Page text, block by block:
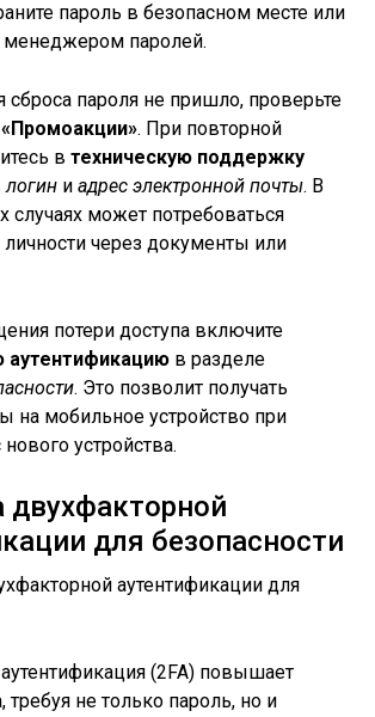
пароль в безопасном месте или
менеджером паролей.
сброса пароля не пришло, проверьте
«Промоакции». При повторной
втехническую поддержку
логин иадрес электронной почты. В
случаях может потребоваться
через документы или
потери доступа включите
аутентификацию в разделе
. Это позволит получать
на мобильное устройство при
устройства.
двухфакторной
для безопасности
(2FA) повышает
требуя не только пароль, но и